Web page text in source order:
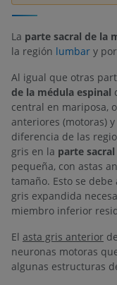
La parte sacral de la
la región lumbar y
Al igual que otras
de la médula espinal
central en mariposa,
anteriores (motoras)
diferencia de las
gris en la parte
pequeña, con astas
tamaño. Esto se
gris expandida
miembro inferior
El asta gris anterior
neuronas motoras
algunas estructuras